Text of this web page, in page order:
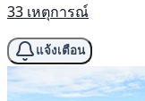
33 เหตุการณ์
แจ้งเตือน